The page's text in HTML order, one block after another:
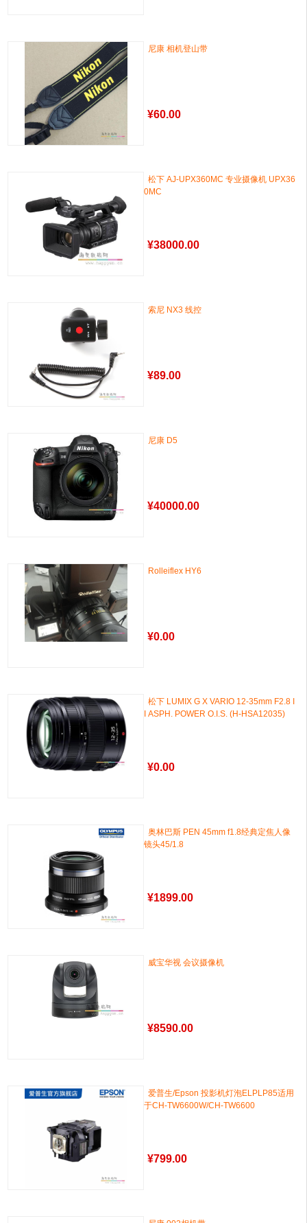
尼康 相机登山带
¥60.00
松下 AJ-UPX360MC 专业摄像机 UPX36
0MC
¥38000.00
索尼 NX3 线控
¥89.00
尼康 D5
¥40000.00
Rolleiflex HY6
¥0.00
松下 LUMIX G X VARIO 12-35mm F2.8 I
I ASPH. POWER O.I.S. (H-HSA12035)
¥0.00
奥林巴斯 PEN 45mm f1.8经典定焦人像
镜头45/1.8
¥1899.00
威宝华视 会议摄像机
¥8590.00
爱普生/Epson 投影机灯泡ELPLP85适用
于CH-TW6600W/CH-TW6600
¥799.00